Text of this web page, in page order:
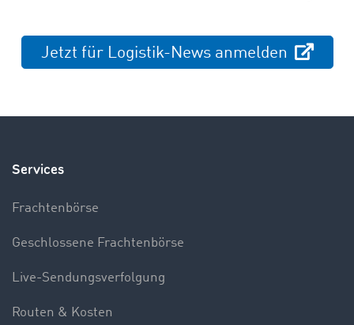
Jetzt für Logistik-News anmelden
Services
Frachtenbörse
Geschlossene Frachtenbörse
Live-Sendungsverfolgung
Routen & Kosten